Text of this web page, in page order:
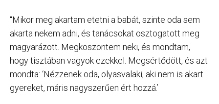
“Mikor meg akartam etetni a babát, szinte oda sem
akarta nekem adni, és tanácsokat osztogatott meg
magyarázott. Megköszöntem neki, és mondtam,
hogy tisztában vagyok ezekkel. Megsértődött, és azt
mondta: ‘Nézzenek oda, olyasvalaki, aki nem is akart
gyereket, máris nagyszerűen ért hozzá.’